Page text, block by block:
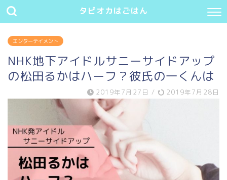
タピオカはごはん
エンターテイメント
NHK地下アイドルサニーサイドアップ
の松田るかはハーフ？彼氏の一くんは
2019年7月27日 / 2019年7月28日